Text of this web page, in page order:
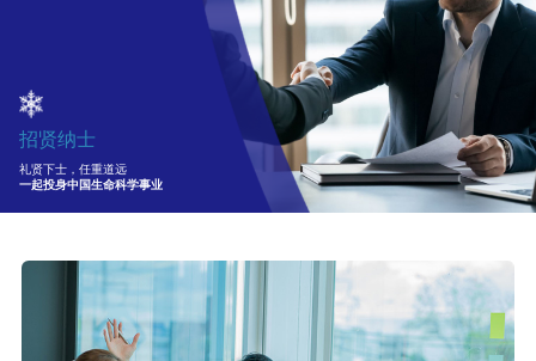
招贤纳士
礼贤下士，任重道远
一起投身中国生命科学事业